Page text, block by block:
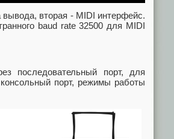
вторая - MIDI интерфейс.
baud rate 32500 для MIDI
последовательный порт, для
порт, режимы работы